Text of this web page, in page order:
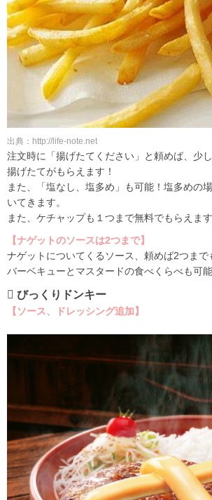
出典：http://life-note.net
注文時に「揚げたてください」と頼めば、少
揚げたてがもらえます！
また、「塩なし、塩多め」も可能！塩多めの
いてきます。
また、ケチャップも１つまで無料でもらえます
【ナゲットのソースは2つまで】
ナゲットについてくるソース、頼めば2つまで
バーベキューとマスタードの食べくらべも可
 びっくりドンキー
【ソース、ドレッシング追加】